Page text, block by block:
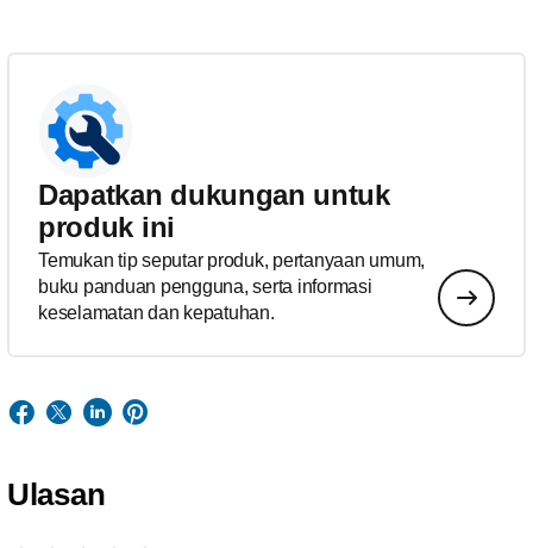
Dapatkan dukungan untuk
produk ini
Temukan tip seputar produk, pertanyaan umum,
buku panduan pengguna, serta informasi
keselamatan dan kepatuhan.
Ulasan